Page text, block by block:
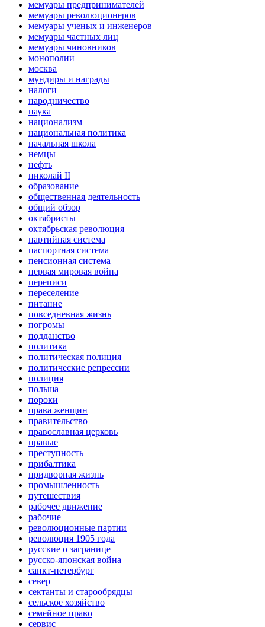
мемуары предпринимателей
мемуары революционеров
мемуары ученых и инженеров
мемуары частных лиц
мемуары чиновников
монополии
москва
мундиры и награды
налоги
народничество
наука
национализм
национальная политика
начальная школа
немцы
нефть
николай II
образование
общественная деятельность
общий обзор
октябристы
октябрьская революция
партийная система
паспортная система
пенсионная система
первая мировая война
переписи
переселение
питание
повседневная жизнь
погромы
подданство
политика
политическая полиция
политические репрессии
полиция
польша
пороки
права женщин
правительство
православная церковь
правые
преступность
прибалтика
придворная жизнь
промышленность
путешествия
рабочее движение
рабочие
революционные партии
революция 1905 года
русские о загранице
русско-японская война
санкт-петербург
север
сектанты и старообрядцы
сельское хозяйство
семейное право
сервис